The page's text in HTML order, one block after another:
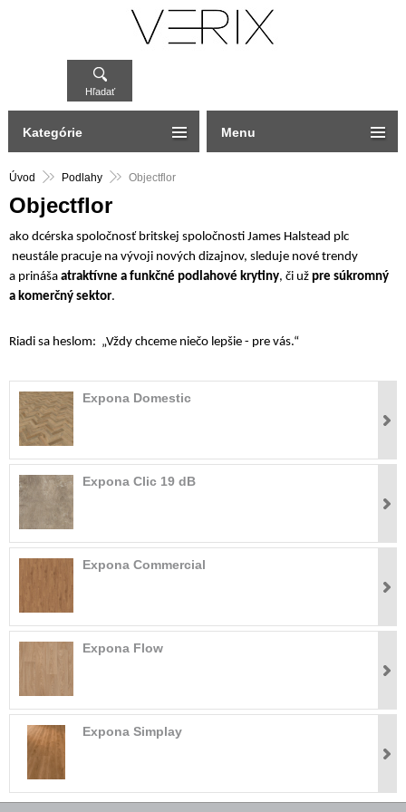
Hľadať
Úvod Podlahy Objectflor
Objectflor
ako dcérska spoločnosť britskej spoločnosti James Halstead plc
neustále pracuje na vývoji nových dizajnov, sleduje nové trendy
a prináša atraktívne a funkčné podlahové krytiny, či už pre súkromný
a komerčný sektor.
Riadi sa heslom: „Vždy chceme niečo lepšie - pre vás.“
Expona Domestic
Expona Clic 19 dB
Expona Commercial
Expona Flow
Expona Simplay
Kategórie Menu